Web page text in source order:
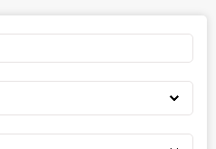
clés
par
par
par